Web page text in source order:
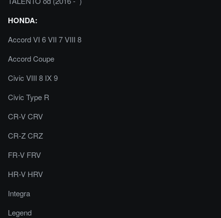
HONDA:
Accord VI 6 VII 7 VIII 8
Accord Coupe
Civic VIII 8 IX 9
Civic Type R
CR-V CRV
CR-Z CRZ
FR-V FRV
HR-V HRV
Integra
Legend